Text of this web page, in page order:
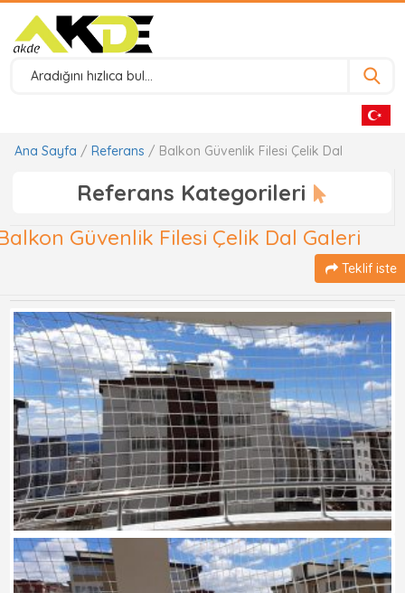
Ana Sayfa /Referans / Balkon Güvenlik Filesi Çelik Dal
Referans Kategorileri
Güvenlik Filesi Çelik Dal Galeri
Teklif iste